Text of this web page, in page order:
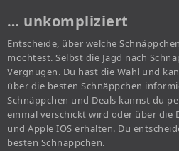
… unkompliziert
Entscheide, über welche
möchtest. Selbst die Jagd nach
Vergnügen. Du hast die Wahl und
über die besten Schnäppchen
Schnäppchen und Deals kannst du
einmal verschickt wird oder über die
und Apple IOS erhalten. Du
besten Schnäppchen.